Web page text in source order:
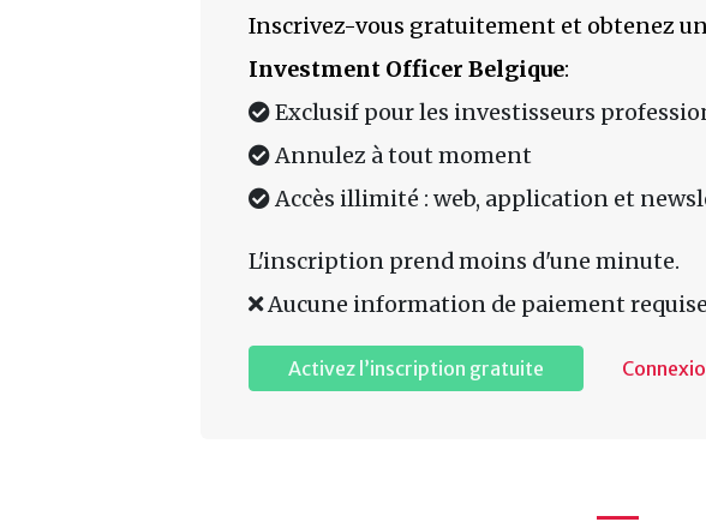
Inscrivez-vous gratuitement et obtenez un
Investment Officer Belgique:
Exclusif pour les investisseurs
Annulez à tout moment
Accès illimité : web, application et
L'inscription prend moins d'une minute.
Aucune information de paiement requise
Activez l’inscription gratuite